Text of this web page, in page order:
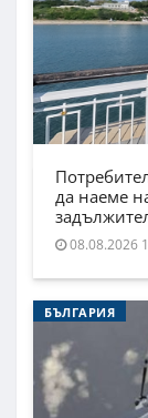
да наеме
08.08.2026
БЪЛГАРИЯ